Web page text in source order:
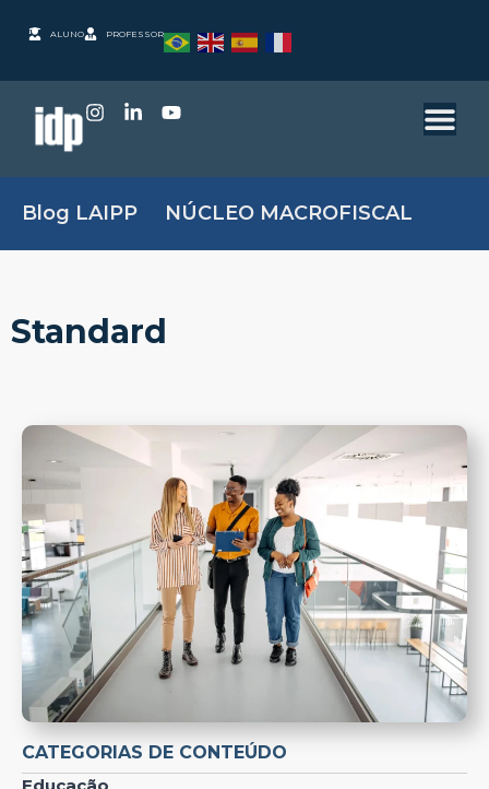
ALUNO PROFESSOR
Blog LAIPP NÚCLEO MACROFISCAL
Standard
CATEGORIAS DE CONTEÚDO